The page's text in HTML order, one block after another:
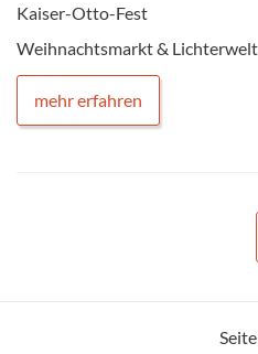
Kaiser-Otto-Fest
Weihnachtsmarkt & Lichterwelt
mehr erfahren